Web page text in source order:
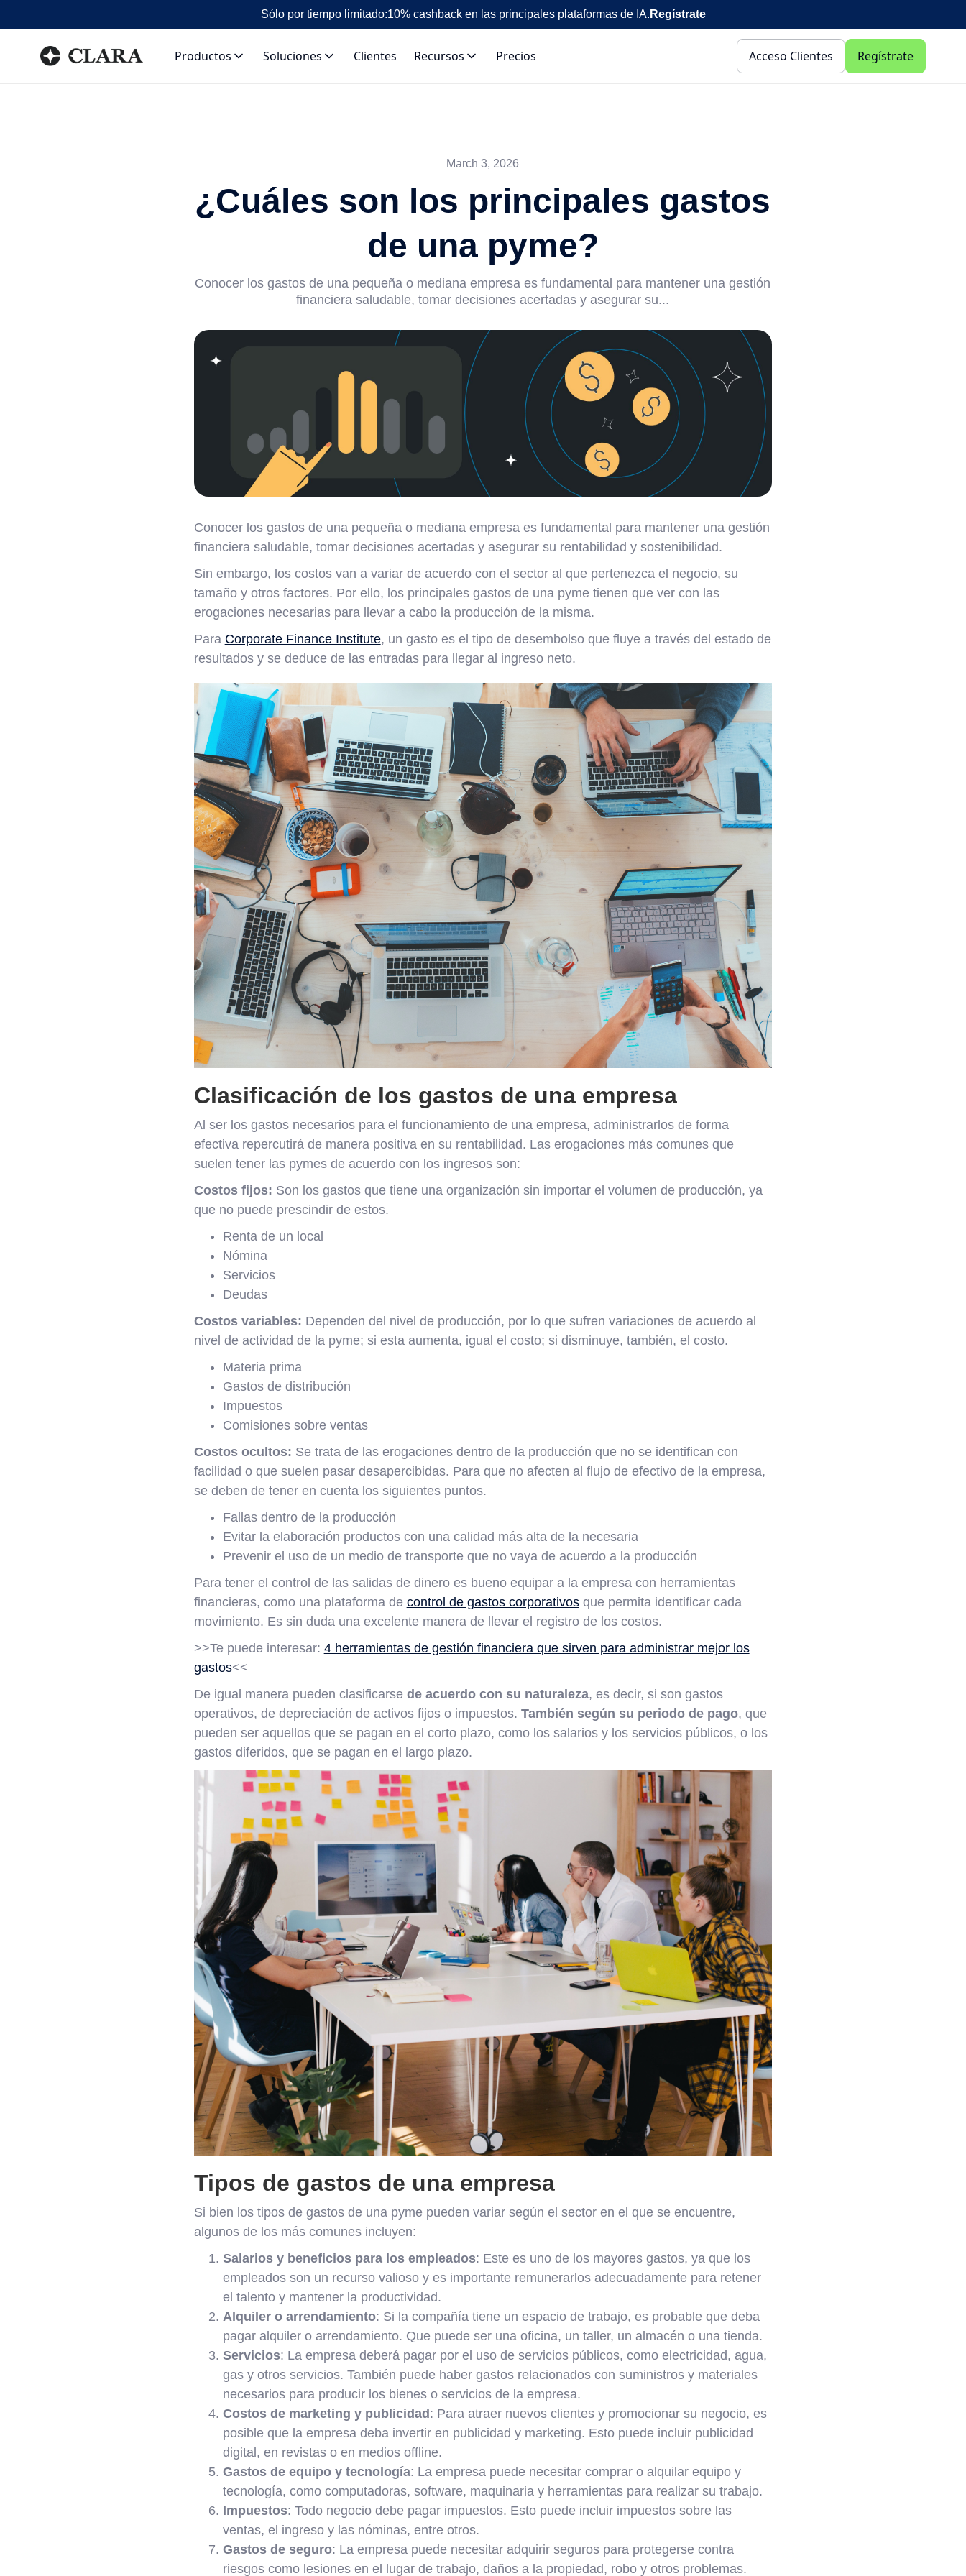
Sólo por tiempo limitado:10% cashback en las principales plataformas de IA. Regístrate
Productos Soluciones Clientes Recursos Precios Acceso Clientes Regístrate
March 3, 2026
¿Cuáles son los principales gastos
de una pyme?
Conocer los gastos de una pequeña o mediana empresa es fundamental para mantener una gestión
financiera saludable, tomar decisiones acertadas y asegurar su...
Conocer los gastos de una pequeña o mediana empresa es fundamental para mantener una gestión
financiera saludable, tomar decisiones acertadas y asegurar su rentabilidad y sostenibilidad.
Sin embargo, los costos van a variar de acuerdo con el sector al que pertenezca el negocio, su
tamaño y otros factores. Por ello, los principales gastos de una pyme tienen que ver con las
erogaciones necesarias para llevar a cabo la producción de la misma.
Para Corporate Finance Institute, un gasto es el tipo de desembolso que fluye a través del estado de
resultados y se deduce de las entradas para llegar al ingreso neto.
Clasificación de los gastos de una empresa
Al ser los gastos necesarios para el funcionamiento de una empresa, administrarlos de forma
efectiva repercutirá de manera positiva en su rentabilidad. Las erogaciones más comunes que
suelen tener las pymes de acuerdo con los ingresos son:
Costos fijos: Son los gastos que tiene una organización sin importar el volumen de producción, ya
que no puede prescindir de estos.
Renta de un local
Nómina
Servicios
Deudas
Costos variables: Dependen del nivel de producción, por lo que sufren variaciones de acuerdo al
nivel de actividad de la pyme; si esta aumenta, igual el costo; si disminuye, también, el costo.
Materia prima
Gastos de distribución
Impuestos
Comisiones sobre ventas
Costos ocultos: Se trata de las erogaciones dentro de la producción que no se identifican con
facilidad o que suelen pasar desapercibidas. Para que no afecten al flujo de efectivo de la empresa,
se deben de tener en cuenta los siguientes puntos.
Fallas dentro de la producción
Evitar la elaboración productos con una calidad más alta de la necesaria
Prevenir el uso de un medio de transporte que no vaya de acuerdo a la producción
Para tener el control de las salidas de dinero es bueno equipar a la empresa con herramientas
financieras, como una plataforma de control de gastos corporativosque permita identificar cada
movimiento. Es sin duda una excelente manera de llevar el registro de los costos.
>>Te puede interesar: 4 herramientas de gestión financiera que sirven para administrar mejor los
gastos<<
De igual manera pueden clasificarse de acuerdo con su naturaleza, es decir, si son gastos
operativos, de depreciación de activos fijos o impuestos. También según su periodo de pago, que
pueden ser aquellos que se pagan en el corto plazo, como los salarios y los servicios públicos, o los
gastos diferidos, que se pagan en el largo plazo.
Tipos de gastos de una empresa
Si bien los tipos de gastos de una pyme pueden variar según el sector en el que se encuentre,
algunos de los más comunes incluyen:
Salarios y beneficios para los empleados: Este es uno de los mayores gastos, ya que los
empleados son un recurso valioso y es importante remunerarlos adecuadamente para retener
el talento y mantener la productividad.
Alquiler o arrendamiento: Si la compañía tiene un espacio de trabajo, es probable que deba
pagar alquiler o arrendamiento. Que puede ser una oficina, un taller, un almacén o una tienda.
Servicios: La empresa deberá pagar por el uso de servicios públicos, como electricidad, agua,
gas y otros servicios. También puede haber gastos relacionados con suministros y materiales
necesarios para producir los bienes o servicios de la empresa.
Costos de marketing y publicidad: Para atraer nuevos clientes y promocionar su negocio, es
posible que la empresa deba invertir en publicidad y marketing. Esto puede incluir publicidad
digital, en revistas o en medios offline.
Gastos de equipo y tecnología: La empresa puede necesitar comprar o alquilar equipo y
tecnología, como computadoras, software, maquinaria y herramientas para realizar su trabajo.
Impuestos: Todo negocio debe pagar impuestos. Esto puede incluir impuestos sobre las
ventas, el ingreso y las nóminas, entre otros.
Gastos de seguro: La empresa puede necesitar adquirir seguros para protegerse contra
riesgos como lesiones en el lugar de trabajo, daños a la propiedad, robo y otros problemas.